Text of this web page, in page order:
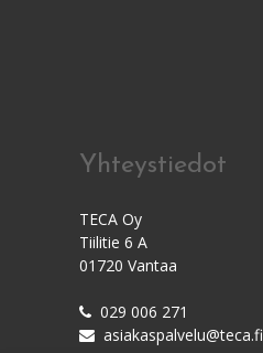
Yhteystiedot
TECA Oy
Tiilitie 6 A
01720 Vantaa
029 006 271
asiakaspalvelu@teca.fi